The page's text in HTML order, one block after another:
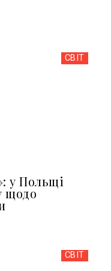
СВІТ
у Польщі
щодо
СВІТ